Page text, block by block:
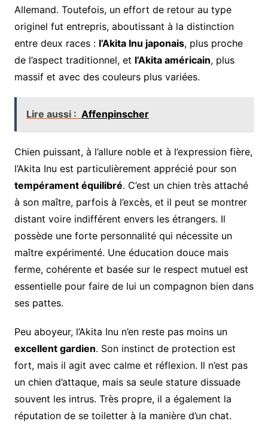
Allemand. Toutefois, un effort de retour au type
originel fut entrepris, aboutissant à la distinction
entre deux races : l’Akita Inu japonais, plus proche
de l’aspect traditionnel, et l’Akita américain, plus
massif et avec des couleurs plus variées.
Lire aussi : Affenpinscher
Chien puissant, à l’allure noble et à l’expression fière,
l’Akita Inu est particulièrement apprécié pour son
tempérament équilibré. C’est un chien très attaché
à son maître, parfois à l’excès, et il peut se montrer
distant voire indifférent envers les étrangers. Il
possède une forte personnalité qui nécessite un
maître expérimenté. Une éducation douce mais
ferme, cohérente et basée sur le respect mutuel est
essentielle pour faire de lui un compagnon bien dans
ses pattes.
Peu aboyeur, l’Akita Inu n’en reste pas moins un
excellent gardien. Son instinct de protection est
fort, mais il agit avec calme et réflexion. Il n’est pas
un chien d’attaque, mais sa seule stature dissuade
souvent les intrus. Très propre, il a également la
réputation de se toiletter à la manière d’un chat.